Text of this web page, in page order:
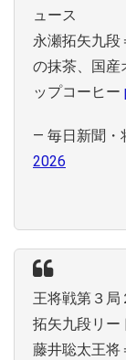
ュース
永瀬拓矢九段
の抹茶、国産
ップコーヒー
— 毎日新聞・
2026
王将戦第３局
拓矢九段リー
藤井聡太王将